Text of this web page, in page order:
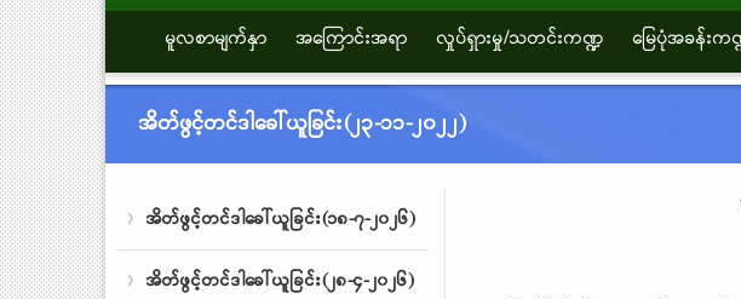
မူလစာမျက်နှာ အကြောင်းအရာ လှုပ်ရှားမှု/သတင်းကဏ္ဍ မြေပုံအခန်းက
အိတ်ဖွင့်တင်ဒါခေါ်ယူခြင်း(၂၃-၁၁-၂၀၂၂)
အိတ်ဖွင့်တင်ဒါခေါ်ယူခြင်း(၁၈-၇-၂၀၂၆)
အိတ်ဖွင့်တင်ဒါခေါ်ယူခြင်း(၂၈-၄-၂၀၂၆)